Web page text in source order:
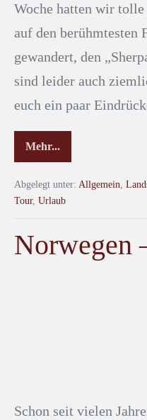
Woche hatten wir tolle
auf den berühmtesten
gewandert, den
sind leider auch
euch ein paar
Mehr...
Abgelegt unter: Allgemein,
Tour, Urlaub
Norwegen
Schon seit vielen